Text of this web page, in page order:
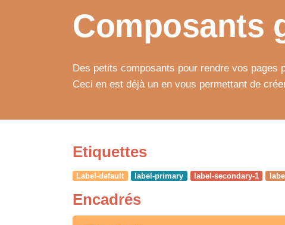
Composants
Des petits composants pour rendre vos pages
Ceci en est déjà un en vous permettant de
Etiquettes
Label-default label-primary label-secondary-1
Encadrés